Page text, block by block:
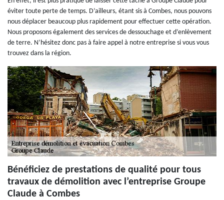
éviter toute perte de temps. D’ailleurs, étant sis à Combes, nous pouvons
nous déplacer beaucoup plus rapidement pour effectuer cette opération.
Nous proposons également des services de dessouchage et d’enlèvement
de terre. N’hésitez donc pas à faire appel à notre entreprise si vous vous
trouvez dans la région.
Bénéficiez de prestations de qualité pour tous
travaux de démolition avec l’entreprise Groupe
Claude à Combes